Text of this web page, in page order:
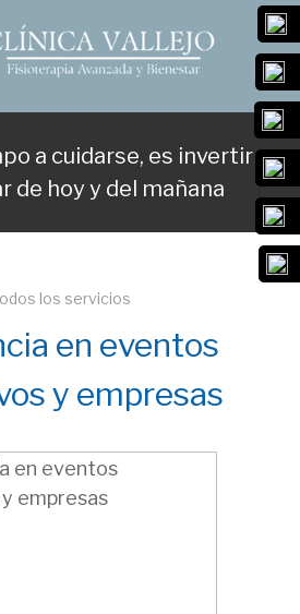
a cuidarse, es invertir en
de hoy y del mañana
los servicios
en eventos
y empresas